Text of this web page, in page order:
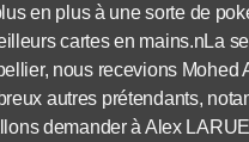
en plus à une sorte de
cartes en mains.nLa
nous recevions Mohed
autres prétendants,
demander à Alex